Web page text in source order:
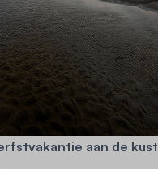
aan de kust